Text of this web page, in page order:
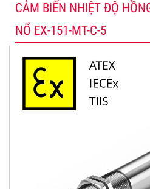
CẢM BIẾN NHIỆT ĐỘ
NỔ EX-151-MT-C-5